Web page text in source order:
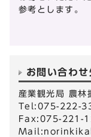
参考とします。
お問い合わせ
産業観光局 農林
Tel:075-222-
Fax:075-221-
Mail: